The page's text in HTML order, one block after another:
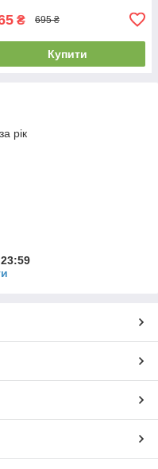
₴ 695 ₴
Купити
рік